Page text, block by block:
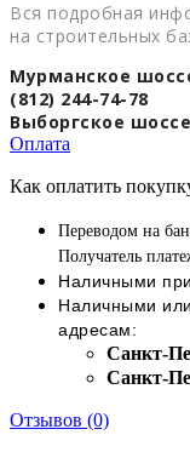
Вся подробная
на строительных
Мурманское
(812) 244-74-78
Выборгское
Оплата
Как оплатить
Переводом на
Получатель
Наличными
Наличными
адресам:
Cанкт-
Cанкт-
Отзывов (0)